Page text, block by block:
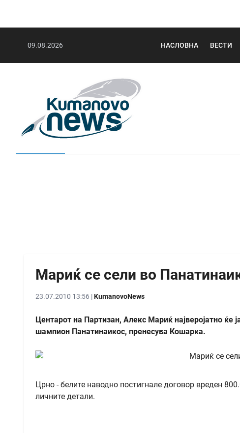
09.08.2026 НАСЛОВНА ВЕСТИ
Мариќ се сели во
23.07.2010 13:56 |KumanovoNews
Центарот на Партизан, Алекс Мариќ најверојатно ќе
шампион Панатинаикос, пренесува Кошарка.
Црно - белите наводно постигнале договор вреден
личните детали.